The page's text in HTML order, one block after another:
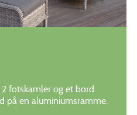
fotskamler og et bord.
på en aluminiumsramme.